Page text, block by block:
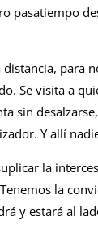
pasatiempo
para
Se visita a
sin
Y allí
la
la
y estará al